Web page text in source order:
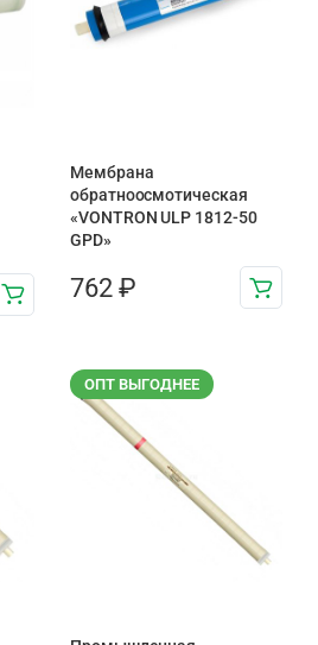
Мембрана
обратноосмотическая
«VONTRON ULP 1812-50
GPD»
762 ₽
ОПТ ВЫГОДНЕЕ